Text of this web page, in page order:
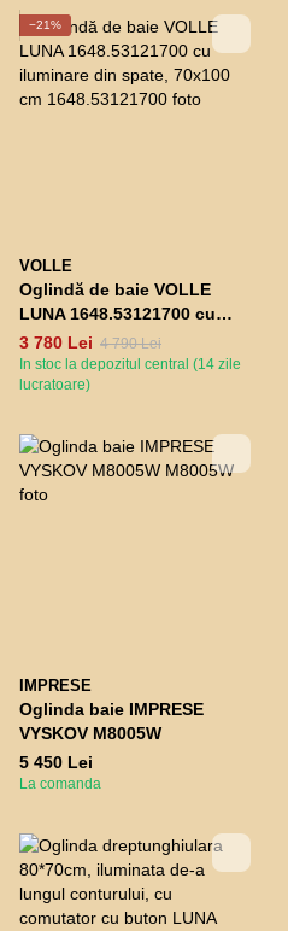
−21%
VOLLE
Oglindă de baie VOLLE
LUNA 1648.53121700 cu
iluminare din spate, 70x100
cm
3 780 Lei 4 790 Lei
In stoc la depozitul central (14 zile
lucratoare)
IMPRESE
Oglinda baie IMPRESE
VYSKOV M8005W
5 450 Lei
La comanda